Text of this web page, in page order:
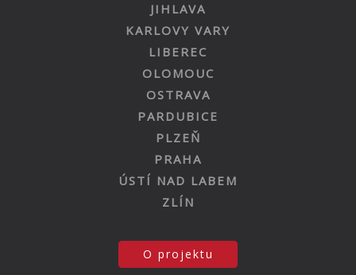
JIHLAVA
KARLOVY VARY
LIBEREC
OLOMOUC
OSTRAVA
PARDUBICE
PLZEŇ
PRAHA
ÚSTÍ NAD LABEM
ZLÍN
O projektu